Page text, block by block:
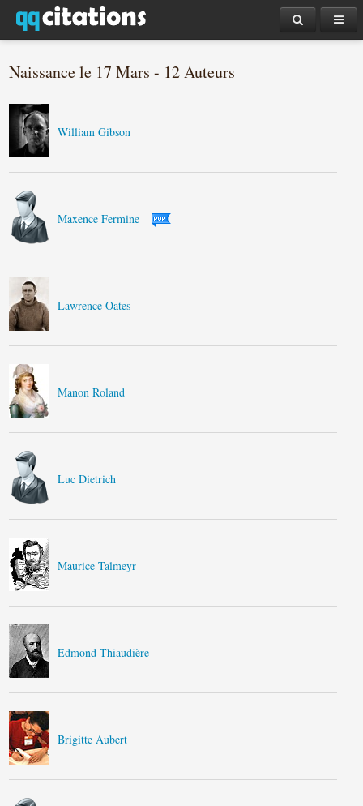
Naissance le 17 Mars - 12 Auteurs
William Gibson
Maxence Fermine
Lawrence Oates
Manon Roland
Luc Dietrich
Maurice Talmeyr
Edmond Thiaudière
Brigitte Aubert